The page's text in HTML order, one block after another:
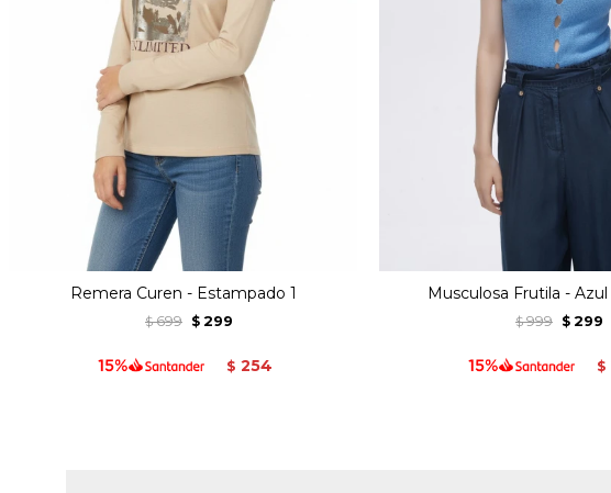
Remera Curen - Estampado 1
$ 699 $ 299
$ 254
Musculosa Frutila -
$ 999 $ 299
$